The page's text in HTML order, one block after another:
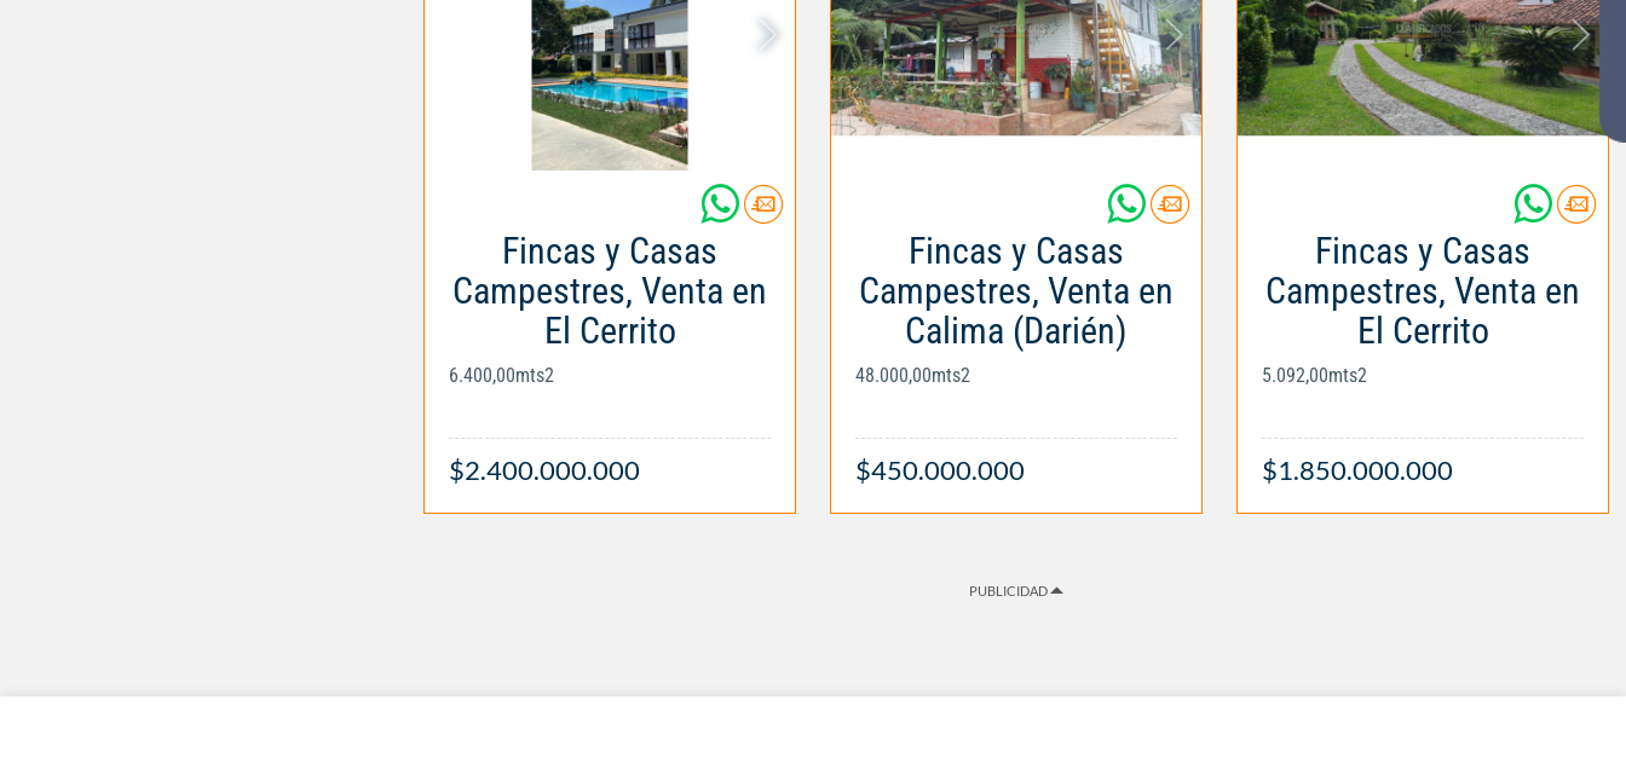
Fincas y Casas
Campestres, Venta en
El Cerrito
6.400,00mts2
$2.400.000.000
Fincas y Casas
Campestres, Venta en
Calima (Darién)
48.000,00mts2
$450.000.000
Fincas y Casas
Campestres, Venta en
El Cerrito
5.092,00mts2
$1.850.000.000
PUBLICIDAD